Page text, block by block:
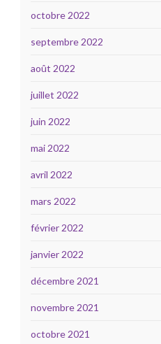
octobre 2022
septembre 2022
août 2022
juillet 2022
juin 2022
mai 2022
avril 2022
mars 2022
février 2022
janvier 2022
décembre 2021
novembre 2021
octobre 2021